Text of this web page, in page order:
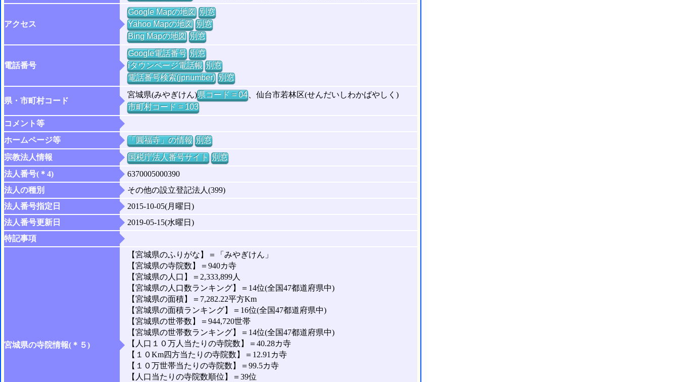
アクセス
Google Mapの地図 別窓
Yahoo Mapの地図 別窓
Bing Mapの地図 別窓
電話番号
Google電話番号 別窓
iタウンページ電話帳 別窓
電話番号検索(jpnumber) 別窓
県・市町村コード
宮城県(みやぎけん)県コード = 04、仙台市若林区(せんだいしわかばやしく)
市町村コード = 103
コメント等
ホームページ等
「圓福寺」の情報 別窓
宗教法人情報
国税庁法人番号サイト 別窓
法人番号(＊4)
6370005000390
法人の種別
その他の設立登記法人(399)
法人番号指定日
2015-10-05(月曜日)
法人番号更新日
2019-05-15(水曜日)
特記事項
宮城県の寺院情報(＊５)
【宮城県のふりがな】＝「みやぎけん」
【宮城県の寺院数】＝940カ寺
【宮城県の人口】＝2,333,899人
【宮城県の人口数ランキング】＝14位(全国47都道府県中)
【宮城県の面積】＝7,282.22平方Km
【宮城県の面積ランキング】＝16位(全国47都道府県中)
【宮城県の世帯数】＝944,720世帯
【宮城県の世帯数ランキング】＝14位(全国47都道府県中)
【人口１０万人当たりの寺院数】＝40.28カ寺
【１０Km四方当たりの寺院数】＝12.91カ寺
【１０万世帯当たりの寺院数】＝99.5カ寺
【人口当たりの寺院数順位】＝39位